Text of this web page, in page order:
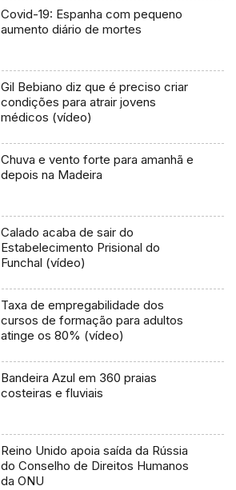
Covid-19: Espanha com pequeno
aumento diário de mortes
Gil Bebiano diz que é preciso criar
condições para atrair jovens
médicos (vídeo)
Chuva e vento forte para amanhã e
depois na Madeira
Calado acaba de sair do
Estabelecimento Prisional do
Funchal (vídeo)
Taxa de empregabilidade dos
cursos de formação para adultos
atinge os 80% (vídeo)
Bandeira Azul em 360 praias
costeiras e fluviais
Reino Unido apoia saída da Rússia
do Conselho de Direitos Humanos
da ONU